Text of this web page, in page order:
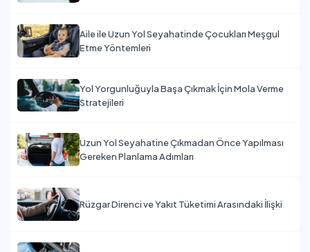
Aile ile Uzun Yol Seyahatinde Çocukları Meşgul
Etme Yöntemleri
Yol Yorgunluğuyla Başa Çıkmak İçin Mola Verme
Stratejileri
Uzun Yol Seyahatine Çıkmadan Önce Yapılması
Gereken Planlama Adımları
Rüzgar Direnci ve Yakıt Tüketimi Arasındaki İlişki